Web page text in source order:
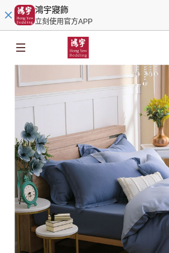
鴻宇寢飾
立刻使用官方APP